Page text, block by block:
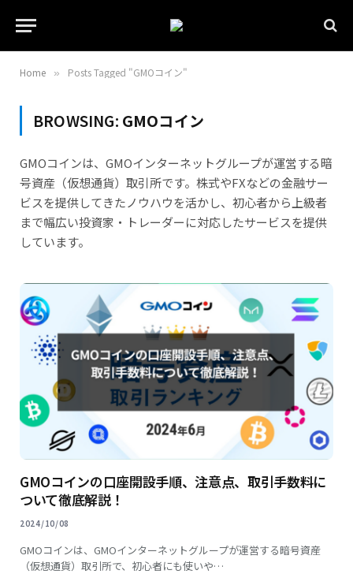
Home » Posts Tagged "GMOコイン"
BROWSING: GMOコイン
GMOコインは、GMOインターネットグループが運営する暗
号資産（仮想通貨）取引所です。株式やFXなどの金融サー
ビスを提供してきたノウハウを活かし、初心者から上級者
まで幅広い投資家・トレーダーに対応したサービスを提供
しています。
GMOコインの口座開設手順、注意点、取引手数料に
ついて徹底解説！
2024/10/08
GMOコインは、GMOインターネットグループが運営する暗号資産
（仮想通貨）取引所で、初心者にも使いや…